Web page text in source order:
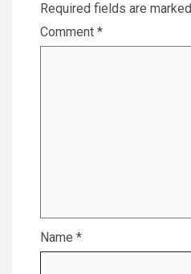
Required fields are marked
Comment *
Name *